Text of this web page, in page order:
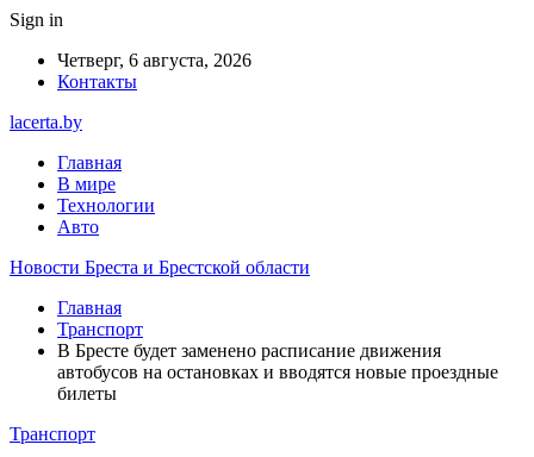
Sign in
Четверг, 6 августа, 2026
Контакты
lacerta.by
Главная
В мире
Технологии
Авто
Новости Бреста и Брестской области
Главная
Транспорт
В Бресте будет заменено расписание движения
автобусов на остановках и вводятся новые проездные
билеты
Транспорт